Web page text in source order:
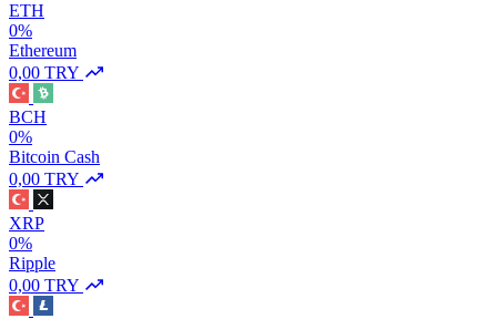
ETH
0%
Ethereum
0,00 TRY
BCH
0%
Bitcoin Cash
0,00 TRY
XRP
0%
Ripple
0,00 TRY